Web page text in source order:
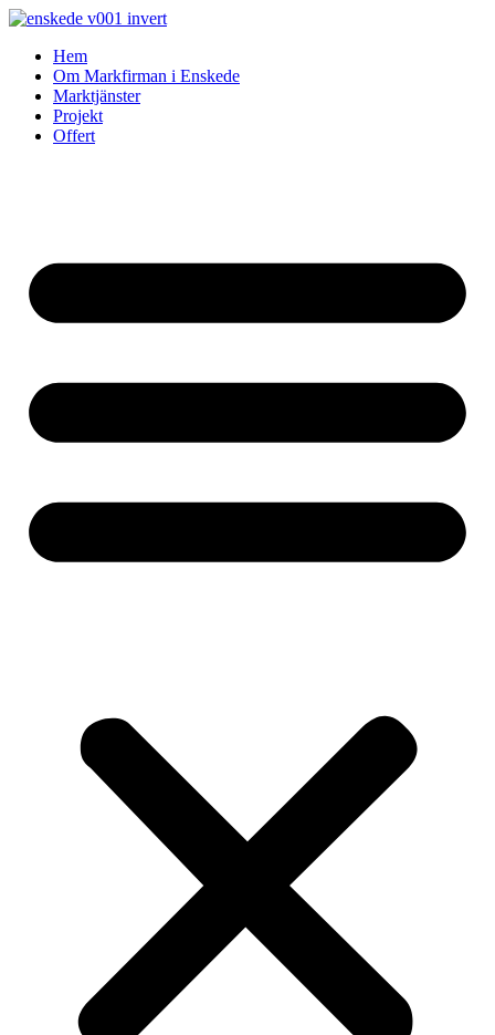
Skip
contentHem
Om Markfirman i Enskede
Marktjänster
Projekt
Offert